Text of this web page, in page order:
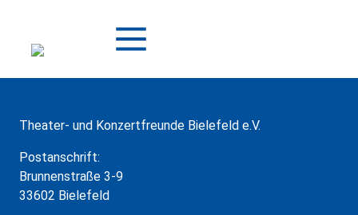
springen
Theater- und Konzertfreunde Bielefeld e.V.
Postanschrift:
Brunnenstraße 3-9
33602 Bielefeld